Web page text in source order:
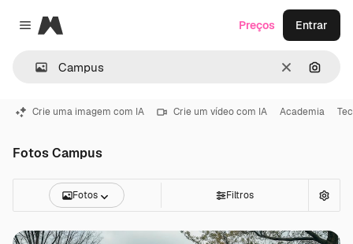
Close menu
Magnific
Limpar
Preços Entrar
Crie uma imagem com IA Crie um vídeo com IA Academia
Fotos Campus
Fotos Filtros